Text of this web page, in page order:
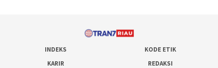
INDEKS
KODE ETIK
KARIR
REDAKSI